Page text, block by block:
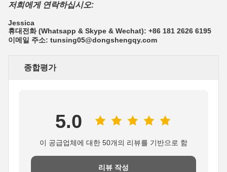
저희에게 연락하십시오:
Jessica
휴대전화 (Whatsapp & Skype & Wechat): +86 181 2626 6195
이메일 주소: tunsing05@dongshengqy.com
종합평가
5.0
이 공급업체에 대한 50개의 리뷰를 기반으로 함
리뷰 작성